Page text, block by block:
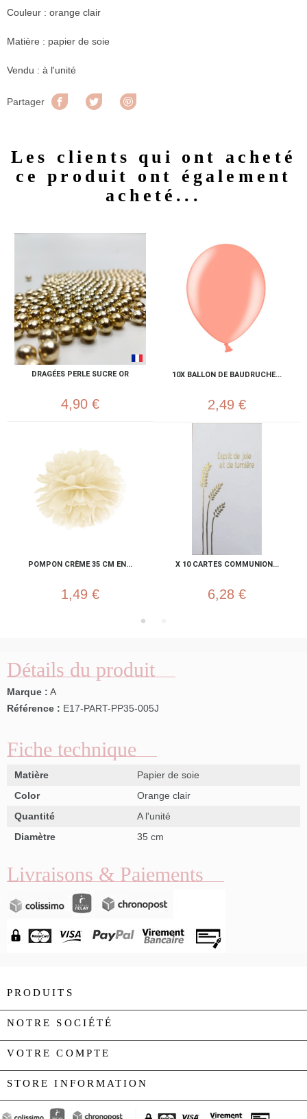
Couleur : orange clair
Matière : papier de soie
Vendu : à l'unité
Partager Partager Tweet
Les clients qui ont acheté
ce produit ont également
acheté...
DRAGÉES PERLE SUCRE OR
4,90 €
10X BALLON DE BAUDRUCHE...
2,49 €
POMPON CRÈME 35 CM EN...
1,49 €
X 10 CARTES COMMUNION...
6,28 €
Détails du produit
Marque : A
Référence : E17-PART-PP35-005J
Fiche technique
Matière
Papier de soie
Color
Orange clair
Quantité
A l'unité
Diamètre
35 cm
Livraisons & Paiements
PRODUITS
NOTRE SOCIÉTÉ
VOTRE COMPTE
STORE INFORMATION